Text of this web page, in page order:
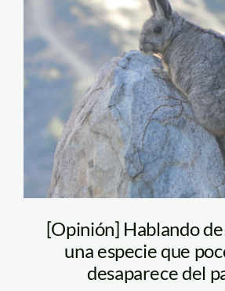
[Opinión] Hablando
una especie que
desaparece del